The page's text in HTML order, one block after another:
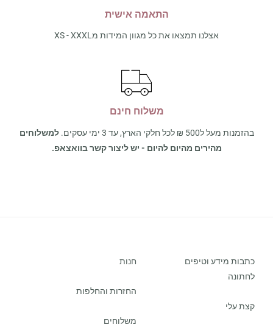
התאמה אישית
אצלנו תמצאו את כל מגוון המידות מXS - XXXL
משלוח חינם
בהזמנות מעל ל500 ₪ לכל חלקי הארץ, עד 3 ימי עסקים.
למשלוחים
מהירים מהיום להיום - יש ליצור קשר בוואצאפ.
כתבות מידע וטיפים
לחתונה
קצת עלי
חנות
החזרות והחלפות
משלוחים